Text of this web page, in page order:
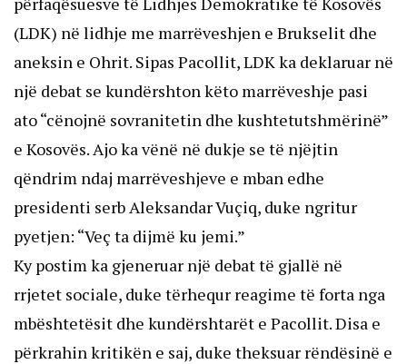
(LDK) në lidhje me marrëveshjen e Brukselit dhe
aneksin e Ohrit. Sipas Pacollit, LDK ka deklaruar në
një debat se kundërshton këto marrëveshje pasi
ato “cënojnë sovranitetin dhe kushtetutshmërinë”
e Kosovës. Ajo ka vënë në dukje se të njëjtin
qëndrim ndaj marrëveshjeve e mban edhe
presidenti serb Aleksandar Vuçiq, duke ngritur
pyetjen: “Veç ta dijmë ku jemi.”
Ky postim ka gjeneruar një debat të gjallë në
rrjetet sociale, duke tërhequr reagime të forta nga
mbështetësit dhe kundërshtarët e Pacollit. Disa e
përkrahin kritikën e saj, duke theksuar rëndësinë e